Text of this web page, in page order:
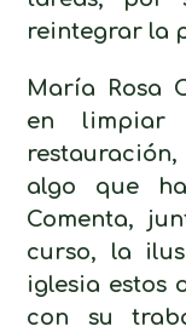
reintegrar la
María Rosa
en limpiar
algo que
Comenta,
curso, la
iglesia estos
con su